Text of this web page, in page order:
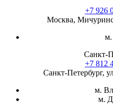
+7 926
Москва,
м.
Санкт-
+7 812
Санкт-Петербург,
м.
м.